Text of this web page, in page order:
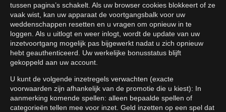
tussen pagina’s schakelt. Als uw browser cookies blokkeert of ze
vaak wist, kan uw apparaat de voortgangsbalk voor uw
weddenschappen resetten en u vragen om opnieuw in te
loggen. Als u uitlogt en weer inlogt, wordt de update van uw
inzetvoortgang mogelijk pas bijgewerkt nadat u zich opnieuw
hebt geauthenticeerd. Uw werkelijke bonusstatus blijft
gekoppeld aan uw account.
U kunt de volgende inzetregels verwachten (exacte
voorwaarden zijn afhankelijk van de promotie die u kiest): In
aanmerking komende spellen: alleen bepaalde spellen of
categorieën tellen mee voor inzet. Geld inzetten op een spel dat